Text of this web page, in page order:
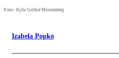
Foto: Kyle Grillot/Bloomberg
Izabela Popko